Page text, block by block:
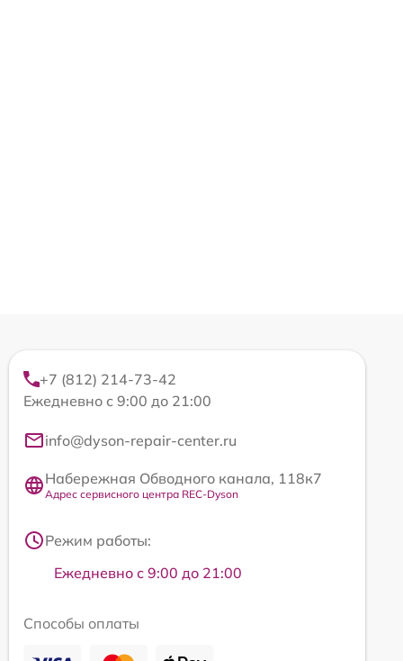
+7 (812) 214-73-42
Ежедневно с 9:00 до 21:00
info@dyson-repair-center.ru
Набережная Обводного канала, 118к7
Адрес сервисного центра REC-Dyson
Режим работы:
Ежедневно с 9:00 до 21:00
Способы оплаты